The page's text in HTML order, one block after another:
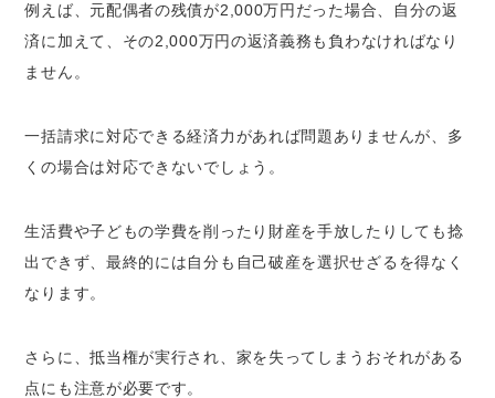
例えば、元配偶者の残債が2,000万円だった場合、自分の返
済に加えて、その2,000万円の返済義務も負わなければなり
ません。
一括請求に対応できる経済力があれば問題ありませんが、多
くの場合は対応できないでしょう。
生活費や子どもの学費を削ったり財産を手放したりしても捻
出できず、最終的には自分も自己破産を選択せざるを得なく
なります。
さらに、抵当権が実行され、家を失ってしまうおそれがある
点にも注意が必要です。